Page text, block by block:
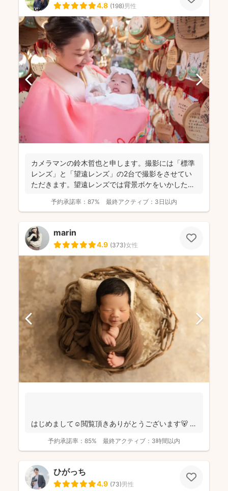
4.8 (198)男性
カメラマンの鈴木哲也と申します。撮影には「標準
レンズ」と「望遠レンズ」の2台で撮影をさせてい
ただきます。望遠レンズでは背景ボケをいかしたお
予約承諾率： 87% 最終アクティブ： 3日以内
marin
4.9 (373)女性
はじめまして☺️閲覧頂きありがとうございます🐻
予約承諾率： 85% 最終アクティブ： 3時間以内
ひがっち
4.9 (73)男性